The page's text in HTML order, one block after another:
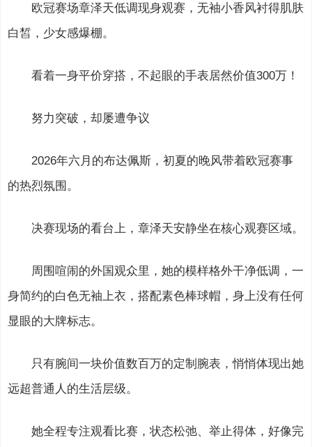
欧冠赛场章泽天低调现身观赛，无袖小香风衬得肌肤
白皙，少女感爆棚。
看着一身平价穿搭，不起眼的手表居然价值300万！
努力突破，却屡遭争议
2026年六月的布达佩斯，初夏的晚风带着欧冠赛事
的热烈氛围。
决赛现场的看台上，章泽天安静坐在核心观赛区域。
周围喧闹的外国观众里，她的模样格外干净低调，一
身简约的白色无袖上衣，搭配素色棒球帽，身上没有任何
显眼的大牌标志。
只有腕间一块价值数百万的定制腕表，悄悄体现出她
远超普通人的生活层级。
她全程专注观看比赛，状态松弛、举止得体，好像完